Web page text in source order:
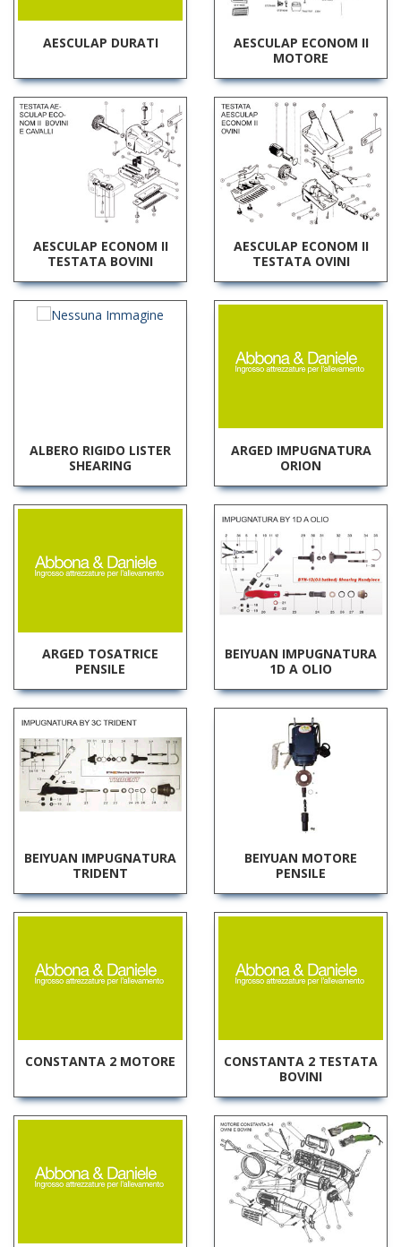
AESCULAP DURATI
AESCULAP ECONOM II
MOTORE
AESCULAP ECONOM II
TESTATA BOVINI
AESCULAP ECONOM II
TESTATA OVINI
ALBERO RIGIDO LISTER
SHEARING
ARGED IMPUGNATURA
ORION
ARGED TOSATRICE
PENSILE
BEIYUAN IMPUGNATURA
1D A OLIO
BEIYUAN IMPUGNATURA
TRIDENT
BEIYUAN MOTORE
PENSILE
CONSTANTA 2 MOTORE
CONSTANTA 2 TESTATA
BOVINI